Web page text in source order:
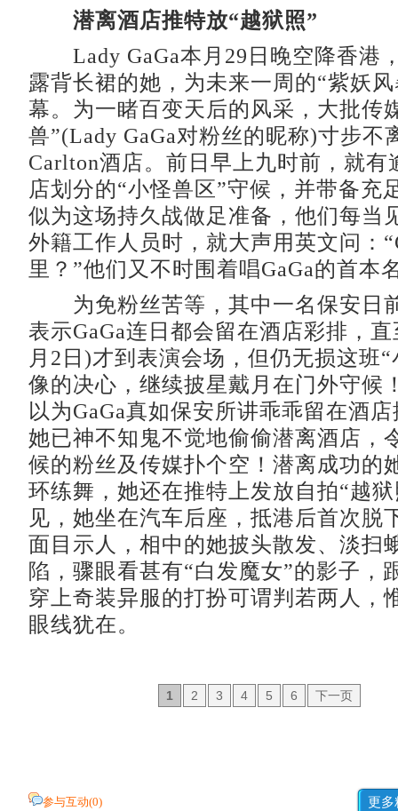
潜离酒店推特放“越狱照”
Lady GaGa本月29日晚空降香港
露背长裙的她，为未来一周的“紫妖
幕。为一睹百变天后的风采，大批传
兽”(Lady GaGa对粉丝的昵称)寸步不
Carlton酒店。前日早上九时前，就有
店划分的“小怪兽区”守候，并带备充
似为这场持久战做足准备，他们每当
外籍工作人员时，就大声用英文问：
里？”他们又不时围着唱GaGa的首本
为免粉丝苦等，其中一名保安日
表示GaGa连日都会留在酒店彩排，
月2日)才到表演会场，但仍无损这班
像的决心，继续披星戴月在门外守候
以为GaGa真如保安所讲乖乖留在酒
她已神不知鬼不觉地偷偷潜离酒店，
候的粉丝及传媒扑个空！潜离成功的
环练舞，她还在推特上发放自拍“越
见，她坐在汽车后座，抵港后首次脱
面目示人，相中的她披头散发、淡扫
陷，骤眼看甚有“白发魔女”的影子，
穿上奇装异服的打扮可谓判若两人，
眼线犹在。
1 2 3 4 5 6 下一页
参与互动(0) 更多